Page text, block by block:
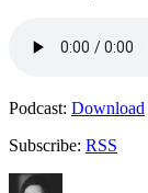
Podcast: Download
Subscribe: RSS